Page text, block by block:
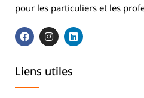
pour les particuliers et les
Liens utiles